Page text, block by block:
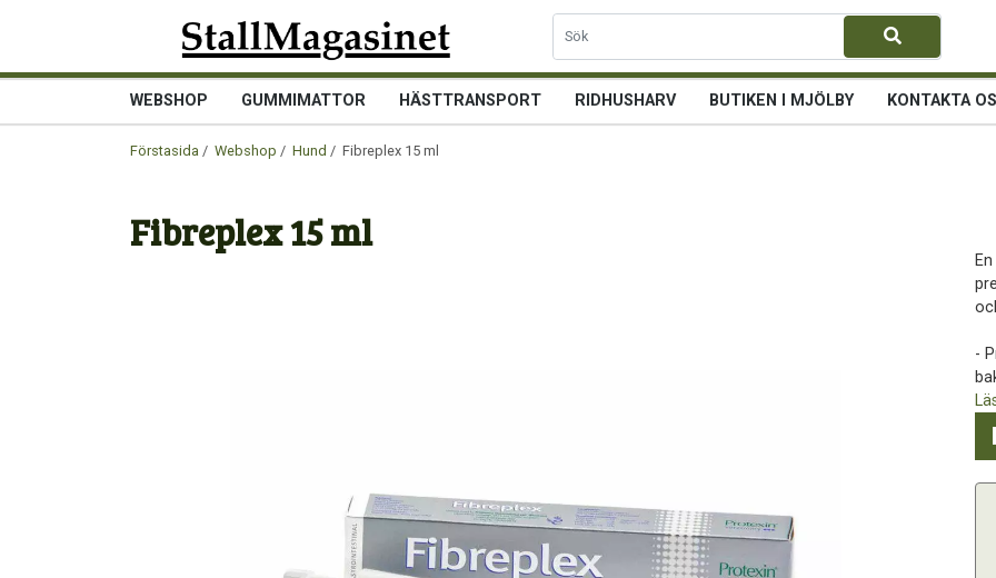
WEBSHOP GUMMIMATTOR HÄSTTRANSPORT RIDHUSHARV BUTIKEN I MJÖLBY KONTAKTA
Förstasida / Webshop / Hund / Fibreplex 15 ml
Fibreplex 15 ml
-